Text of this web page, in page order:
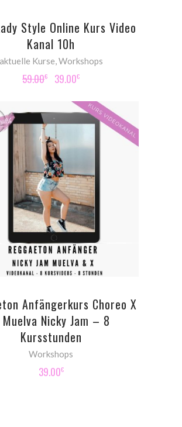
Style Online Kurs Video
Kanal 10h
aktuelle Kurse,Workshops
59.00€ Original
price
59.00€.
39.00€Current
is:
39.00€.
ADD TO CART
Anfängerkurs Choreo X
Nicky Jam – 8
Kursstunden
Workshops
39.00€